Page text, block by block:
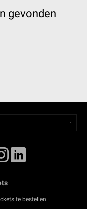
gevonden
te bestellen